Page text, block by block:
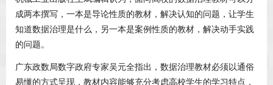
成两本撰写，一本是导论性质的教材，解决认知的问题，让学生
知道数据治理是什么，另一本是案例性质的教材，解决动手实践
的问题。
广东政数局数字政府专家吴元全指出，数据治理教材必须以通俗
易懂的方式呈现，教材内容能够充分考虑高校学生的学习特点，